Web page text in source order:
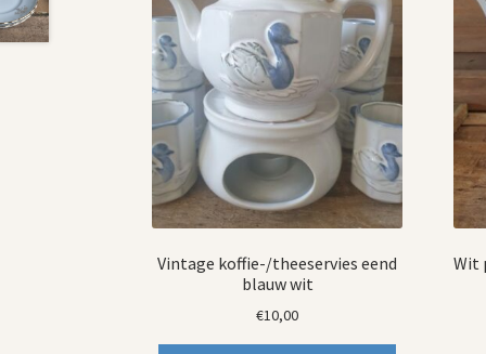
Vintage koffie-/theeservies eend
blauw wit
€10,00
Wit